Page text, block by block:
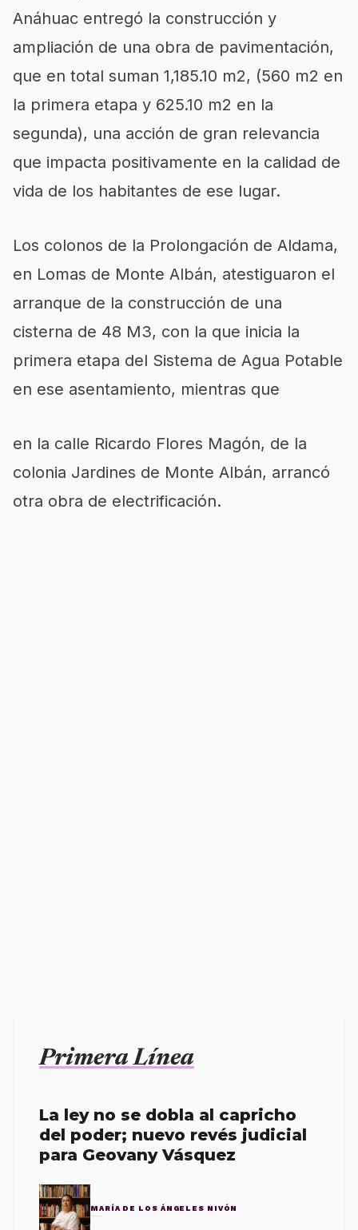
Anáhuac entregó la construcción y
ampliación de una obra de pavimentación,
que en total suman 1,185.10 m2, (560 m2 en
la primera etapa y 625.10 m2 en la
segunda), una acción de gran relevancia
que impacta positivamente en la calidad de
vida de los habitantes de ese lugar.
Los colonos de la Prolongación de Aldama,
en Lomas de Monte Albán, atestiguaron el
arranque de la construcción de una
cisterna de 48 M3, con la que inicia la
primera etapa del Sistema de Agua Potable
en ese asentamiento, mientras que
en la calle Ricardo Flores Magón, de la
colonia Jardines de Monte Albán, arrancó
otra obra de electrificación.
Primera Línea
La ley no se dobla al capricho
del poder; nuevo revés judicial
para Geovany Vásquez
MARÍA DE LOS ÁNGELES NIVÓN